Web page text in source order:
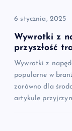
s
u
6 stycznia, 2025
Wywrotki z
przyszłość
Wywrotki z
popularne w
zarówno dla
artykule